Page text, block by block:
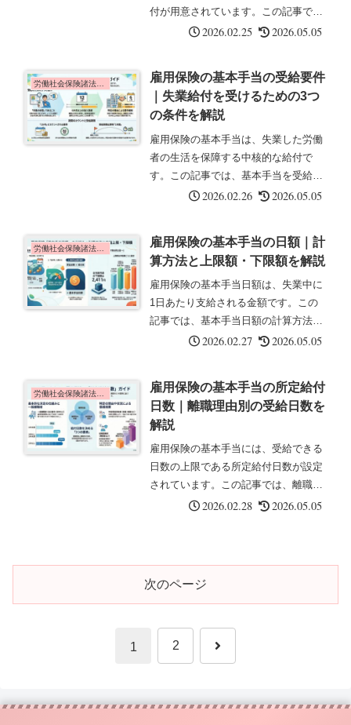
付が用意されています。この記事で
は、雇用保険の給付体系の全体像につ
れています。①失業等給付 失業した労
働...
2026.02.25 2026.05.05
労働社会保険諸法令の基礎知識
雇用保険の基本手当の受給要件
｜失業給付を受けるための3つ
の条件を解説
雇用保険の基本手当は、失業した労働
者の生活を保障する中核的な給付で
す。この記事では、基本手当を受給す
るための要件について解説します。基
す。雇用保険の中核となる給付であ
り、失...
2026.02.26 2026.05.05
労働社会保険諸法令の基礎知識
雇用保険の基本手当の日額｜計
算方法と上限額・下限額を解説
雇用保険の基本手当日額は、失業中に
1日あたり支給される金額です。この
記事では、基本手当日額の計算方法と
上限額・下限額について解説します。
す。この日額に所定給付日数を乗じた
額...
2026.02.27 2026.05.05
労働社会保険諸法令の基礎知識
雇用保険の基本手当の所定給付
日数｜離職理由別の受給日数を
解説
雇用保険の基本手当には、受給できる
日数の上限である所定給付日数が設定
されています。この記事では、離職理
由や年齢、被保険者期間による所定給
2026.02.28 2026.05.05
次のページ
1 2 次